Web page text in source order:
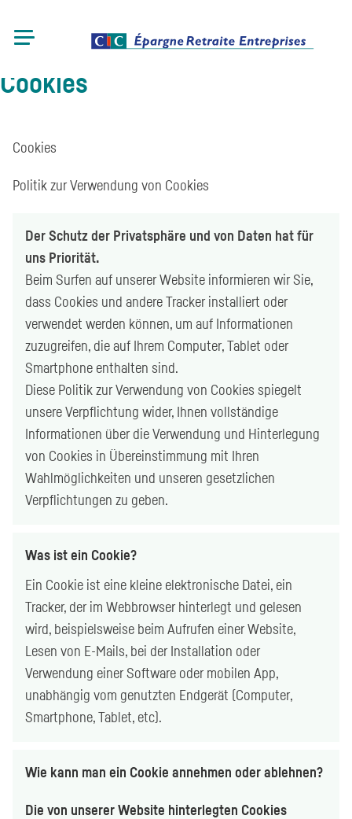
Cookies
Cookies
Politik zur Verwendung von Cookies
Der Schutz der Privatsphäre und von Daten hat für
uns Priorität.
Beim Surfen auf unserer Website informieren wir Sie,
dass Cookies und andere Tracker installiert oder
verwendet werden können, um auf Informationen
zuzugreifen, die auf Ihrem Computer, Tablet oder
Smartphone enthalten sind.
Diese Politik zur Verwendung von Cookies spiegelt
unsere Verpflichtung wider, Ihnen vollständige
Informationen über die Verwendung und Hinterlegung
von Cookies in Übereinstimmung mit Ihren
Wahlmöglichkeiten und unseren gesetzlichen
Verpflichtungen zu geben.
Was ist ein Cookie?
Ein Cookie ist eine kleine elektronische Datei, ein
Tracker, der im Webbrowser hinterlegt und gelesen
wird, beispielsweise beim Aufrufen einer Website,
Lesen von E-Mails, bei der Installation oder
Verwendung einer Software oder mobilen App,
unabhängig vom genutzten Endgerät (Computer,
Smartphone, Tablet, etc).
Wie kann man ein Cookie annehmen oder ablehnen?
Die von unserer Website hinterlegten Cookies